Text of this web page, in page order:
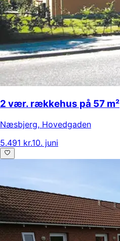
2 vær. rækkehus på 57 m²
Næsbjerg, Hovedgaden
5.491 kr.10. juni